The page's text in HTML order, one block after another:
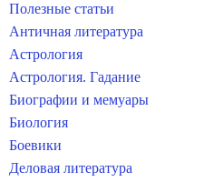
Полезные статьи
Античная литература
Астрология
Астрология. Гадание
Биографии и мемуары
Биология
Боевики
Деловая литература